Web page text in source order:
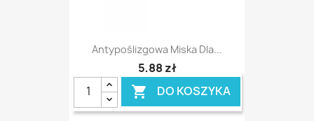
Antypoślizgowa Miska Dla...
5,88 zł
 DO KOSZYKA